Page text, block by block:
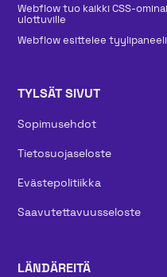
Webflow tuo kaikki CSS-
ulottuville
Webflow esittelee
TYLSÄT SIVUT
Sopimusehdot
Tietosuojaseloste
Evästepolitiikka
Saavutettavuusseloste
LÄNDÄREITÄ